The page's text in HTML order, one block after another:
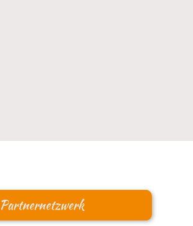
Partnernetzwerk